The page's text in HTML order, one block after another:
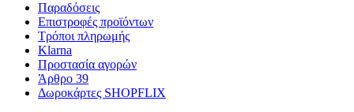
Παραδόσεις
Επιστροφές προϊόντων
Τρόποι πληρωμής
Klarna
Προστασία αγορών
Άρθρο 39
Δωροκάρτες SHOPFLIX